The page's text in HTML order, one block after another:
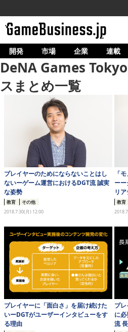
ホーム
ゲーム開発
市場
マネタイズ
人材育成
産業政策
連載
イベント/セミナー
eスポーツ
開発 市場 企業 連載
DeNA Games
スまとめ一覧
プレイヤーのためにならないことはし
ないーゲーム運営におけるDGT流 誠実
な姿勢
教育
その他
2018.7.30(月) 12:00
「
ー
リ
教育
プレイヤーに「面白さ」を届け続けた
いーDGTがユーザーインタビューをす
る理由
プ
に
流